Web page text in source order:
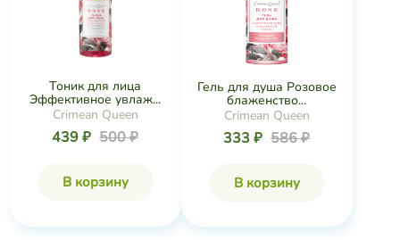
Тоник для лица
Эффективное увлаж...
Crimean Queen
439 ₽ 500 ₽
В корзину
Гель для душа Розовое
блаженство...
Crimean Queen
333 ₽ 586 ₽
В корзину